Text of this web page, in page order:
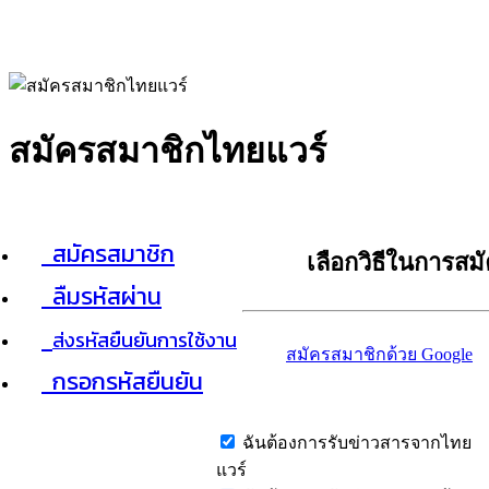
สมัครสมาชิกไทยแวร์
สมัครสมาชิก
ลืมรหัสผ่าน
ส่งรหัสยืนยันการใช้งาน
กรอกรหัสยืนยัน
เลือกวิธีในการส
สมัครสมาชิกด้วย Google
ฉันต้องการรับข่าวสารจากไทย
แวร์